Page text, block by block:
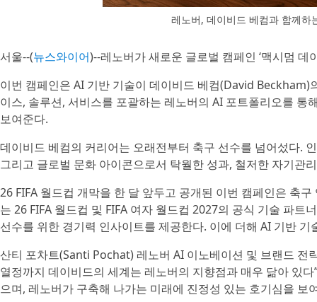
레노버, 데이비드 베컴과 함께하
서울--(뉴스와이어)--레노버가 새로운 글로벌 캠페인 ‘맥시멈
이번 캠페인은 AI 기반 기술이 데이비드 베컴(David
이스, 솔루션, 서비스를 포괄하는 레노버의 AI 포트폴리오를
보여준다.
데이비드 베컴의 커리어는 오래전부터 축구 선수를 넘어섰다.
그리고 글로벌 문화 아이콘으로서 탁월한 성과, 철저한 자기관
26 FIFA 월드컵 개막을 한 달 앞두고 공개된 이번 캠페인은 축
는 26 FIFA 월드컵 및 FIFA 여자 월드컵 2027의 공식 기술 파
선수를 위한 경기력 인사이트를 제공한다. 이에 더해 AI 기반
산티 포차트(Santi Pochat) 레노버 AI 이노베이션 및 브랜드 전
열정까지 데이비드의 세계는 레노버의 지향점과 매우 닮아 있
으며, 레노버가 구축해 나가는 미래에 진정성 있는 호기심을 보